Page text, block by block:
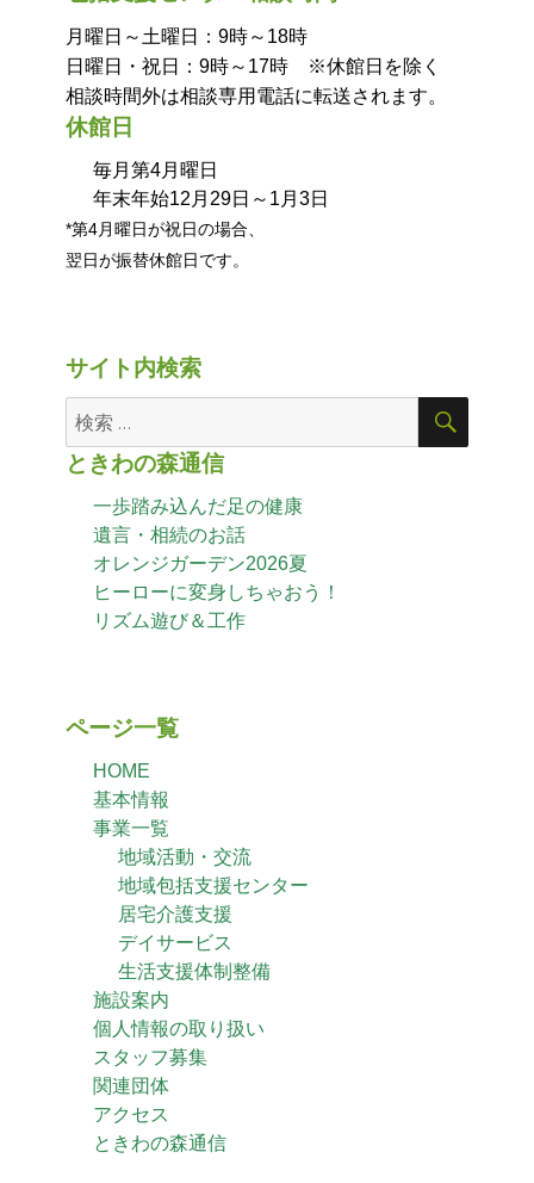
月曜日～土曜日：9時～18時
日曜日・祝日：9時～17時 ※休館日を除く
相談時間外は相談専用電話に転送されます。
休館日
毎月第4月曜日
年末年始12月29日～1月3日
*第4月曜日が祝日の場合、
翌日が振替休館日です。
サイト内検索
ときわの森通信
一歩踏み込んだ足の健康
遺言・相続のお話
オレンジガーデン2026夏
ヒーローに変身しちゃおう！
リズム遊び＆工作
ページ一覧
HOME
基本情報
事業一覧
地域活動・交流
地域包括支援センター
居宅介護支援
デイサービス
生活支援体制整備
施設案内
個人情報の取り扱い
スタッフ募集
関連団体
アクセス
ときわの森通信